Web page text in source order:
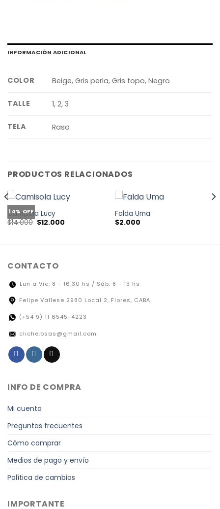
INFORMACIÓN ADICIONAL
COLOR Beige, Gris perla, Gris topo, Negro
TALLE 1, 2, 3
TELA Raso
PRODUCTOS RELACIONADOS
14% OFF
Camisola Lucy
$14.000 El
precio
$12.000El
Falda Uma
$2.000
CONTACTO
Lun a Vie: 8 - 16:30 hs / Sáb: 8 - 13 hs
Felipe Vallese 2980 Local 2, Flores, CABA
(+54 9) 11 6545-4223
cliche.bsas@gmail.com
INFO DE COMPRA
Mi cuenta
Preguntas frecuentes
Cómo comprar
Medios de pago y envío
Política de cambios
IMPORTANTE